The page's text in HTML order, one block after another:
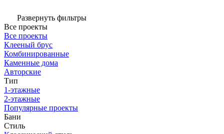
Развернуть фильтры
Все проекты
Все проекты
Клееный брус
Комбинированные
Каменные дома
Авторские
Тип
1-этажные
2-этажные
Популярные проекты
Бани
Стиль